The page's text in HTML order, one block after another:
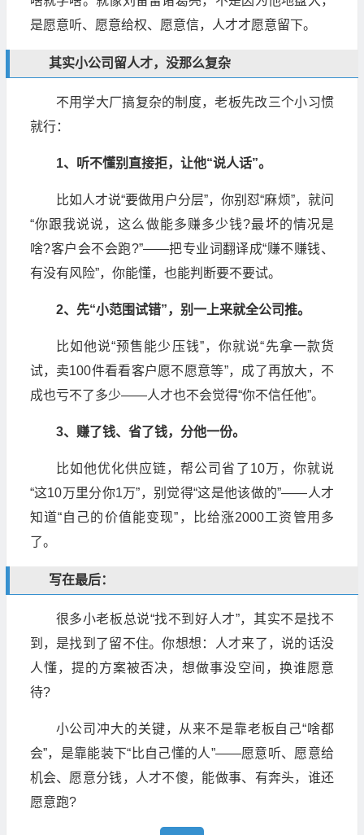
是愿意听、愿意给权、愿意信，人才才愿意留下。
其实小公司留人才，没那么复杂
不用学大厂搞复杂的制度，老板先改三个小习惯
就行：
1、听不懂别直接拒，让他“说人话”。
比如人才说“要做用户分层”，你别怼“麻烦”，就问
“你跟我说说，这么做能多赚多少钱?最坏的情况是
啥?客户会不会跑?”——把专业词翻译成“赚不赚钱、
有没有风险”，你能懂，也能判断要不要试。
2、先“小范围试错”，别一上来就全公司推。
比如他说“预售能少压钱”，你就说“先拿一款货
试，卖100件看看客户愿不愿意等”，成了再放大，不
成也亏不了多少——人才也不会觉得“你不信任他”。
3、赚了钱、省了钱，分他一份。
比如他优化供应链，帮公司省了10万，你就说
“这10万里分你1万”，别觉得“这是他该做的”——人才
知道“自己的价值能变现”，比给涨2000工资管用多
了。
写在最后：
很多小老板总说“找不到好人才”，其实不是找不
到，是找到了留不住。你想想：人才来了，说的话没
人懂，提的方案被否决，想做事没空间，换谁愿意
待?
小公司冲大的关键，从来不是靠老板自己“啥都
会”，是靠能装下“比自己懂的人”——愿意听、愿意给
机会、愿意分钱，人才不傻，能做事、有奔头，谁还
愿意跑?